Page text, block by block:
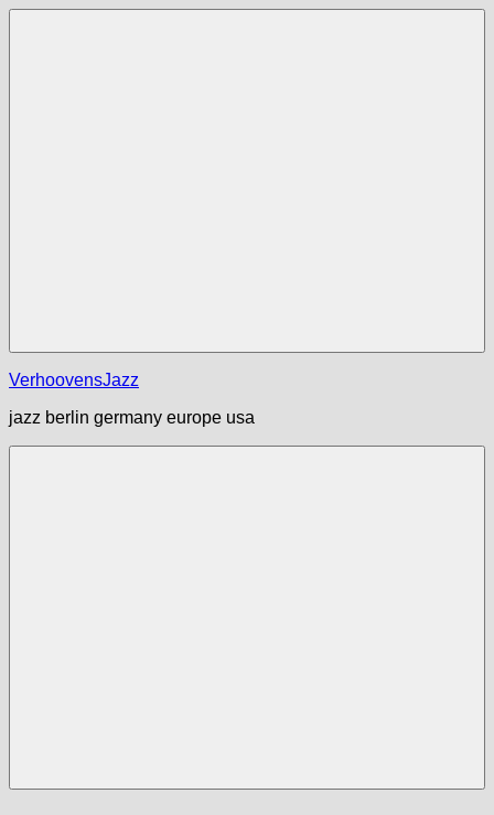
Zum
VerhoovensJazz
jazz berlin germany europe usa